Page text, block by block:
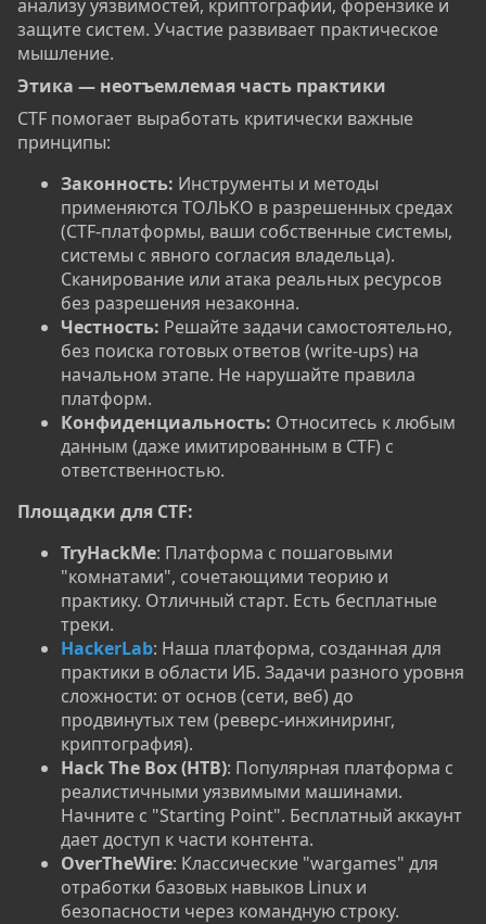
анализу уязвимостей, криптографии, форензике и
защите систем. Участие развивает практическое
мышление.
Этика — неотъемлемая часть практики​
CTF помогает выработать критически важные
принципы:
Законность: Инструменты и методы
применяются ТОЛЬКО в разрешенных средах
(CTF-платформы, ваши собственные системы,
системы с явного согласия владельца).
Сканирование или атака реальных ресурсов
без разрешения незаконна.
Честность: Решайте задачи самостоятельно,
без поиска готовых ответов (write-ups) на
начальном этапе. Не нарушайте правила
платформ.
Конфиденциальность: Относитесь к любым
данным (даже имитированным в CTF) с
ответственностью.
Площадки для CTF:​
TryHackMe: Платформа с пошаговыми
"комнатами", сочетающими теорию и
практику. Отличный старт. Есть бесплатные
треки.
HackerLab: Наша платформа, созданная для
практики в области ИБ. Задачи разного уровня
сложности: от основ (сети, веб) до
продвинутых тем (реверс-инжиниринг,
криптография).
Hack The Box (HTB): Популярная платформа с
реалистичными уязвимыми машинами.
Начните с "Starting Point". Бесплатный аккаунт
дает доступ к части контента.
OverTheWire: Классические "wargames" для
отработки базовых навыков Linux и
безопасности через командную строку.